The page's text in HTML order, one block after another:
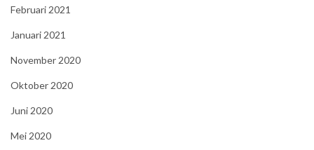
Februari 2021
Januari 2021
November 2020
Oktober 2020
Juni 2020
Mei 2020